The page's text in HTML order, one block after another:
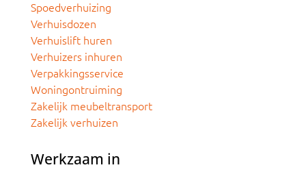
Spoedverhuizing
Verhuisdozen
Verhuislift huren
Verhuizers inhuren
Verpakkingsservice
Woningontruiming
Zakelijk meubeltransport
Zakelijk verhuizen
Werkzaam in